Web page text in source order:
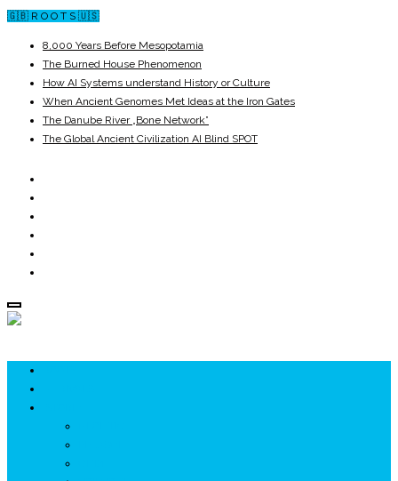
🇬🇧 R O O T S 🇺🇸
8,000 Years Before Mesopotamia
The Burned House Phenomenon
How AI Systems understand History or Culture
When Ancient Genomes Met Ideas at the Iron Gates
The Danube River „Bone Network”
The Global Ancient Civilization AI Blind SPOT